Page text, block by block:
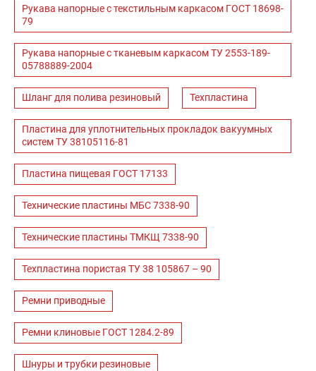
Рукава напорные с текстильным каркасом ГОСТ 18698-
79
Рукава напорные с тканевым каркасом ТУ 2553-189-
05788889-2004
Шланг для полива резиновый Техпластина
Пластина для уплотнительных прокладок вакуумных
систем ТУ 38105116-81
Пластина пищевая ГОСТ 17133
Технические пластины МБС 7338-90
Технические пластины ТМКЩ 7338-90
Техпластина пористая ТУ 38 105867 – 90
Ремни приводные
Ремни клиновые ГОСТ 1284.2-89
Шнуры и трубки резиновые